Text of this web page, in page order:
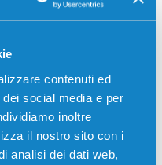
contenuti ed
social media e per
inoltre
il nostro sito con i
analisi dei dati web,
sec
la pagina prodotto per